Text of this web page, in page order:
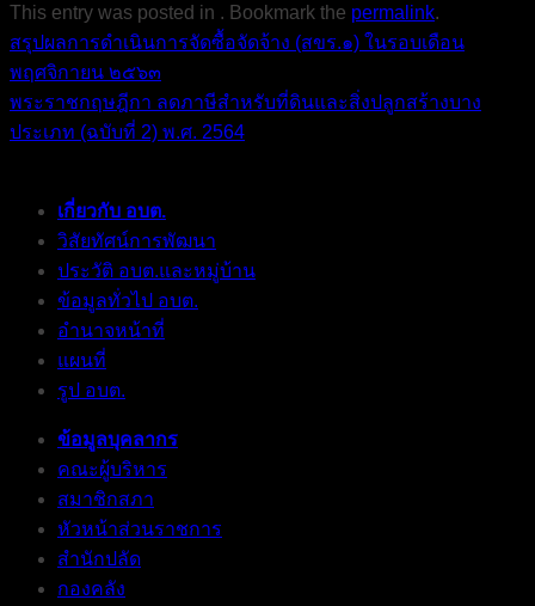
This entry was posted in . Bookmark the permalink.
สรุปผลการดำเนินการจัดซื้อจัดจ้าง (สขร.๑) ในรอบเดือน
พฤศจิกายน ๒๕๖๓
พระราชกฤษฎีกา ลดภาษีสำหรับที่ดินและสิ่งปลูกสร้างบาง
ประเภท (ฉบับที่ 2) พ.ศ. 2564
เกี่ยวกับ อบต.
วิสัยทัศน์การพัฒนา
ประวัติ อบต.และหมู่บ้าน
ข้อมูลทั่วไป อบต.
อำนาจหน้าที่
แผนที่
รูป อบต.
ข้อมูลบุคลากร
คณะผู้บริหาร
สมาชิกสภา
หัวหน้าส่วนราชการ
สำนักปลัด
กองคลัง